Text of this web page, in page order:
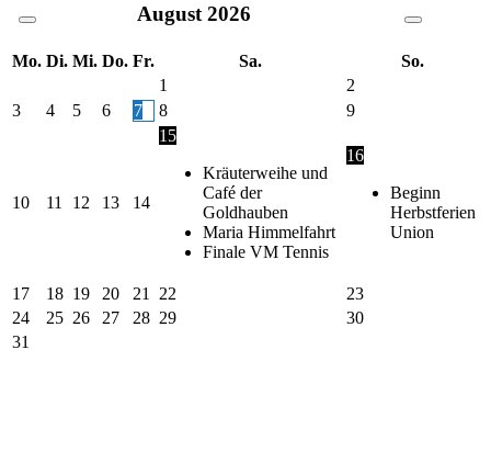
August 2026
Mo. Di. Mi. Do. Fr. Sa.
So.
1
2
3
4 5 6 7 8 9
10 11 12 13 14
15
Kräuterweihe und
Café der
Goldhauben
Maria Himmelfahrt
Finale VM Tennis
16
Beginn
Herbstferien
Union
17 18 19 20 21 22
23
24
25 26 27 28 29
30
31